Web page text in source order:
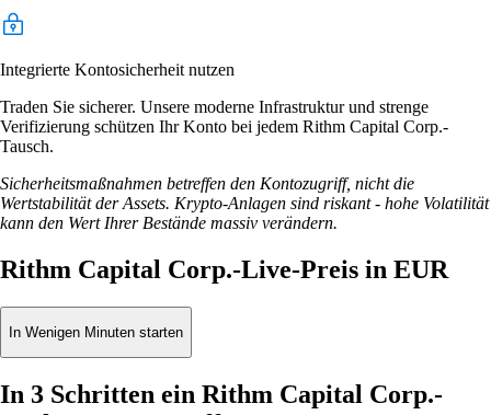
Integrierte Kontosicherheit nutzen
Traden Sie sicherer. Unsere moderne Infrastruktur und strenge
Verifizierung schützen Ihr Konto bei jedem Rithm Capital Corp.-
Tausch.
Sicherheitsmaßnahmen betreffen den Kontozugriff, nicht die
Wertstabilität der Assets. Krypto-Anlagen sind riskant - hohe Volatilität
kann den Wert Ihrer Bestände massiv verändern.
Rithm Capital Corp.-Live-Preis in EUR
In Wenigen Minuten starten
In 3 Schritten ein Rithm Capital Corp.-